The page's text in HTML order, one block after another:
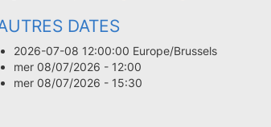
DATES
2026-07-08 12:00:00 Europe/Brussels
mer 08/07/2026 - 12:00
mer 08/07/2026 - 15:30